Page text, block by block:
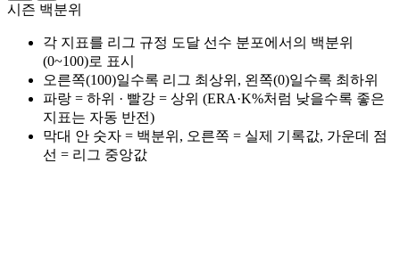
시즌 백분위
각 지표를 리그 규정 도달 선수 분포에서의 백분위
(0~100)로 표시
오른쪽(100)일수록 리그 최상위, 왼쪽(0)일수록 최하위
파랑 = 하위 · 빨강 = 상위 (ERA·K%처럼 낮을수록 좋은
지표는 자동 반전)
막대 안 숫자 = 백분위, 오른쪽 = 실제 기록값, 가운데 점
선 = 리그 중앙값